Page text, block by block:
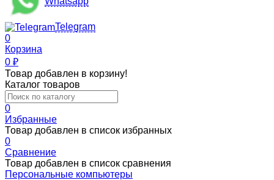
Telegram
0
Корзина
0 ₽
Товар добавлен в корзину!
Каталог товаров
0
Избранные
Товар добавлен в список избранных
0
Сравнение
Товар добавлен в список сравнения
Персональные компьютеры